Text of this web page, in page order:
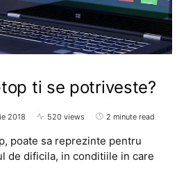
ti se potriveste?
2018 520 views 2 minute read
poate sa reprezinte pentru
de dificila, in conditiile in care